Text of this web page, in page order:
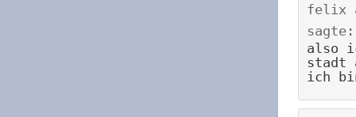
felix
sagte:
also
stadt
ich